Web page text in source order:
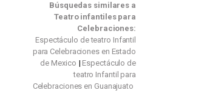
Búsquedas similares a
Teatro infantiles para
Celebraciones:
Espectáculo de teatro Infantil
para Celebraciones en Estado
de Mexico
Espectáculo de
teatro Infantil para
Celebraciones en Guanajuato